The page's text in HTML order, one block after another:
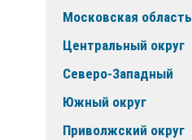
Московская область
Центральный округ
Северо-Западный
Южный округ
Приволжский округ